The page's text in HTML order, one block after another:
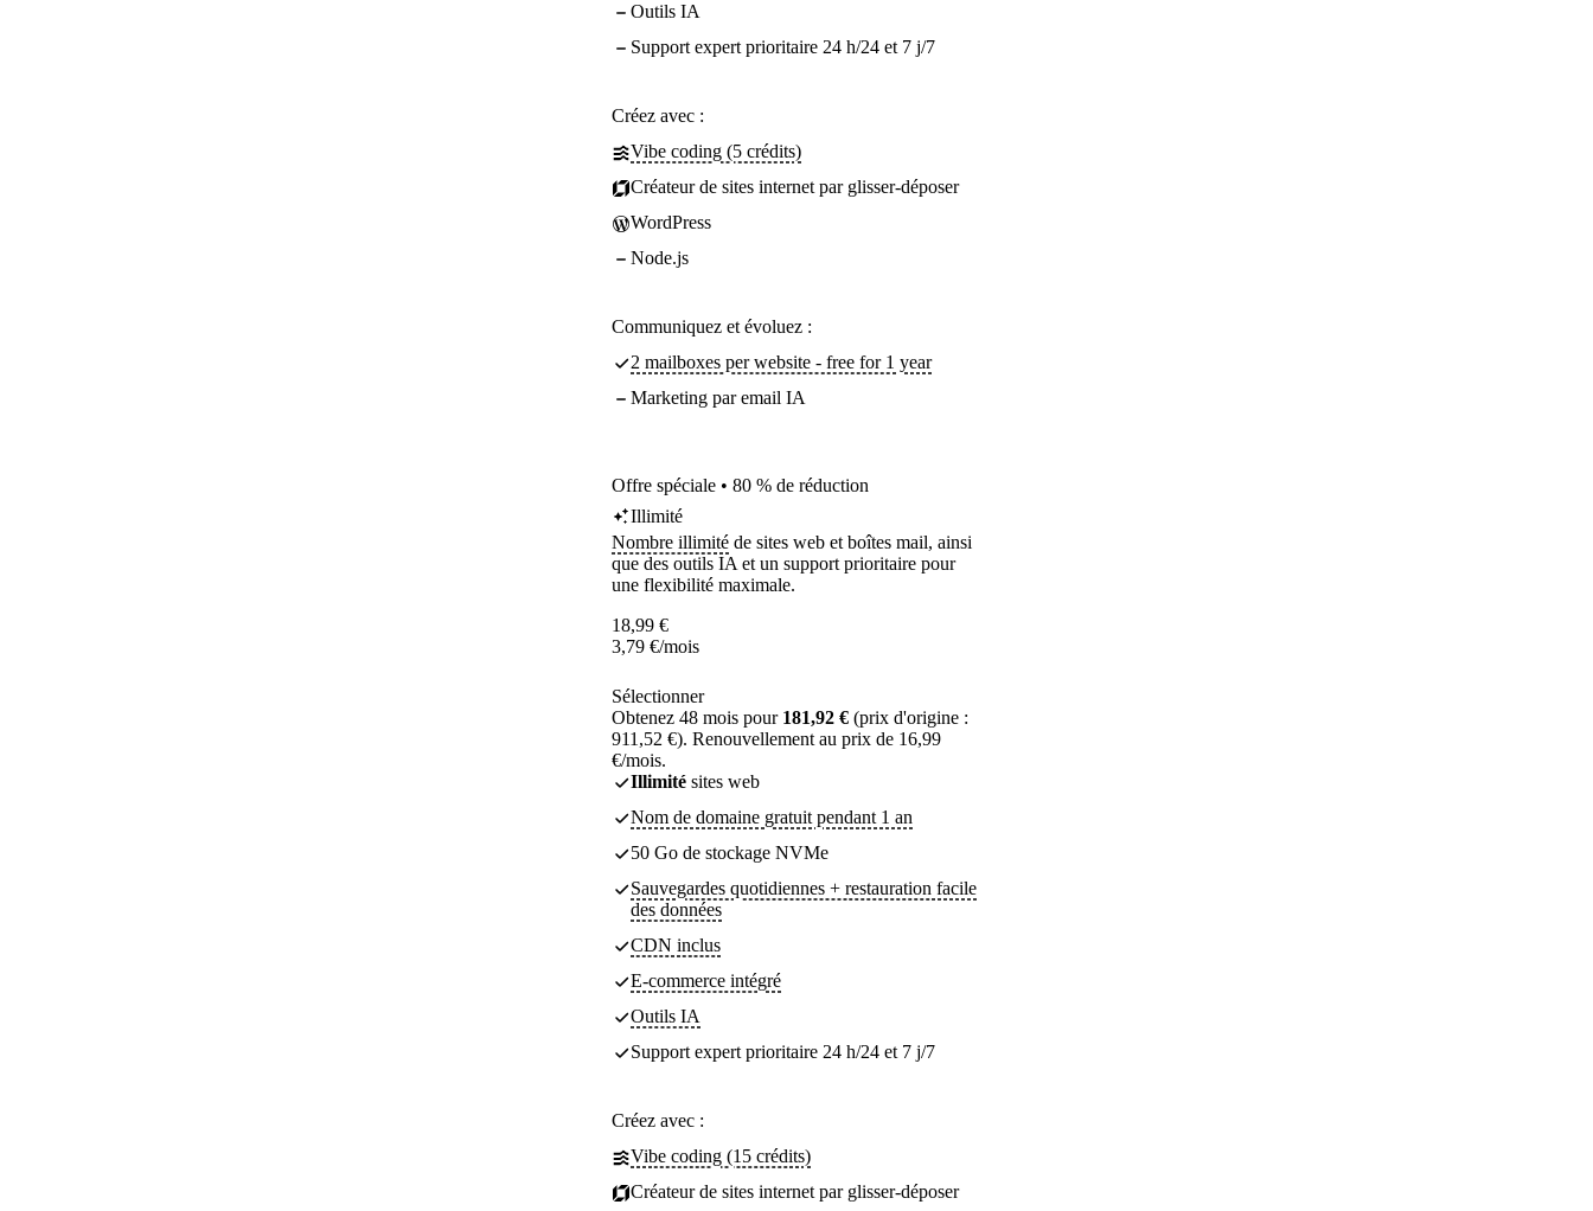
Outils IA
Support expert prioritaire 24 h/24 et 7 j/7
Créez avec :
Vibe coding (5 crédits)
Créateur de sites internet par glisser-déposer
WordPress
Node.js
Communiquez et évoluez :
2 mailboxes per website - free for 1 year
Marketing par email IA
Offre spéciale • 80 % de réduction
Illimité
Nombre illimité de sites web et boîtes mail, ainsi
que des outils IA et un support prioritaire pour
une flexibilité maximale.
18,99 €
3,79 €/mois
Sélectionner
Obtenez 48 mois pour 181,92 € (prix d'origine :
911,52 €). Renouvellement au prix de 16,99
€/mois.
Illimité sites web
Nom de domaine gratuit pendant 1 an
50 Go de stockage NVMe
Sauvegardes quotidiennes + restauration facile
des données
CDN inclus
E-commerce intégré
Outils IA
Support expert prioritaire 24 h/24 et 7 j/7
Créez avec :
Vibe coding (15 crédits)
Créateur de sites internet par glisser-déposer